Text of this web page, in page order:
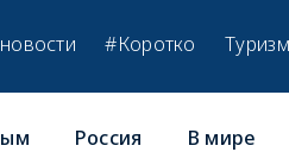
#Коротко Туризм
Россия В мире